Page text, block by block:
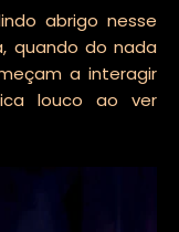
abrigo nesse
quando do nada
a interagir
louco ao ver